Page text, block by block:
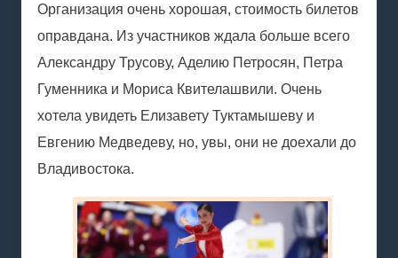
Организация очень хорошая, стоимость билетов
оправдана. Из участников ждала больше всего
Александру Трусову, Аделию Петросян, Петра
Гуменника и Мориса Квителашвили. Очень
хотела увидеть Елизавету Туктамышеву и
Евгению Медведеву, но, увы, они не доехали до
Владивостока.